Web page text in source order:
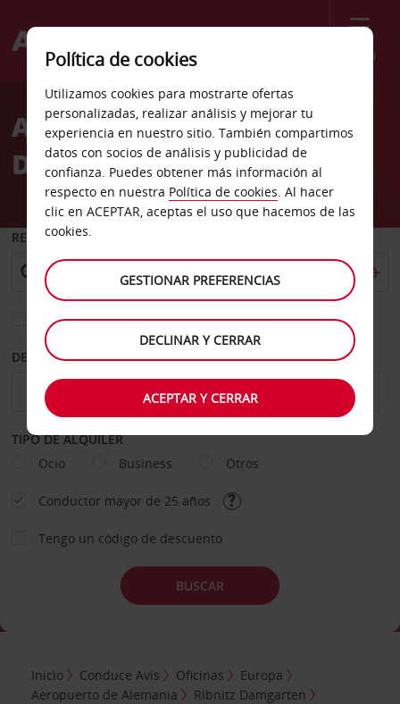
Menú
Welcome
AvisAlquiler de coches Ribnitz
Damgarten
RECOGER EN
Elegir otra oficina de devolución
DESDE HASTA
TIPO DE ALQUILER
Ocio
Business Otros
Conductor mayor de 25 años
Tengo un código de descuento
BUSCAR
Inicio Conduce Avis Oficinas
Europa
Aeropuerto de Alemania
Ribnitz Damgarten
Política de cookies
Utilizamos cookies para mostrarte ofertas
personalizadas, realizar análisis y mejorar tu
experiencia en nuestro sitio. También compartimos
datos con socios de análisis y publicidad de
confianza. Puedes obtener más información al
respecto en nuestra Política de cookies. Al hacer
clic en ACEPTAR, aceptas el uso que hacemos de las
cookies.
GESTIONAR PREFERENCIAS
DECLINAR Y CERRAR
ACEPTAR Y CERRAR